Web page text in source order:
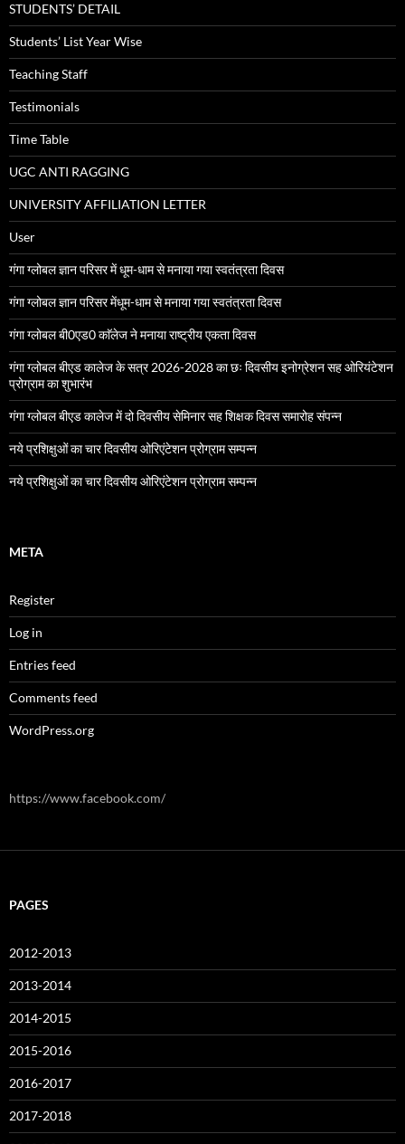
STUDENTS’ DETAIL
Students’ List Year Wise
Teaching Staff
Testimonials
Time Table
UGC ANTI RAGGING
UNIVERSITY AFFILIATION LETTER
User
गंगा ग्लोबल ज्ञान परिसर में धूम-धाम से मनाया गया स्वतंत्रता दिवस
गंगा ग्लोबल ज्ञान परिसर मेंधूम-धाम से मनाया गया स्वतंत्रता दिवस
गंगा ग्लोबल बी0एड0 काॅलेज ने मनाया राष्ट्रीय एकता दिवस
गंगा ग्लोबल बीएड कालेज के सत्र 2026-2028 का छः दिवसीय इनोग्रेशन सह ओरियंटेशन
प्रोग्राम का शुभारंभ
गंगा ग्लोबल बीएड कालेज में दो दिवसीय सेमिनार सह शिक्षक दिवस समारोह संपन्न
नये प्रशिक्षुओं का चार दिवसीय ओरिएंटेशन प्रोग्राम सम्पन्न
नये प्रशिक्षुओं का चार दिवसीय ओरिएंटेशन प्रोग्राम सम्पन्न
META
Register
Log in
Entries feed
Comments feed
WordPress.org
https://www.facebook.com/
PAGES
2012-2013
2013-2014
2014-2015
2015-2016
2016-2017
2017-2018